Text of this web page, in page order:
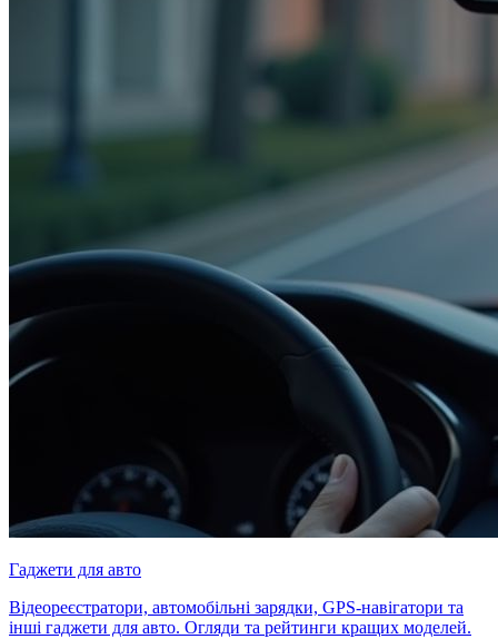
Гаджети для авто
Відеореєстратори, автомобільні зарядки, GPS-навігатори та
інші гаджети для авто. Огляди та рейтинги кращих моделей.